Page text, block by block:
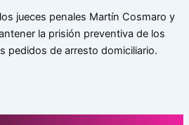
jueces penales Martín Cosmaro y
la prisión preventiva de los
pedidos de arresto domiciliario.